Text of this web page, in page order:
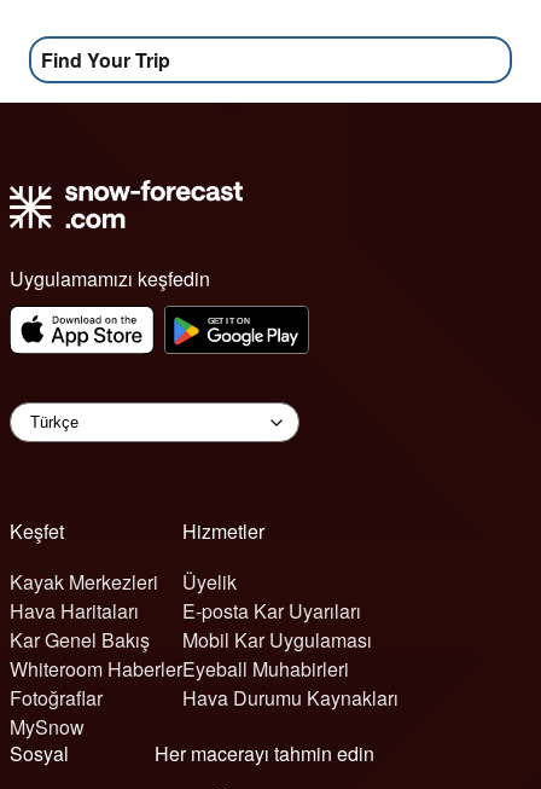
Find Your Trip
Uygulamamızı keşfedin
Keşfet
Kayak Merkezleri
Hava Haritaları
Kar Genel Bakış
Whiteroom Haberler
Fotoğraflar
MySnow
Hizmetler
Üyelik
E-posta Kar Uyarıları
Mobil Kar Uygulaması
Eyeball Muhabirleri
Hava Durumu Kaynakları
Sosyal
Her macerayı tahmin edin